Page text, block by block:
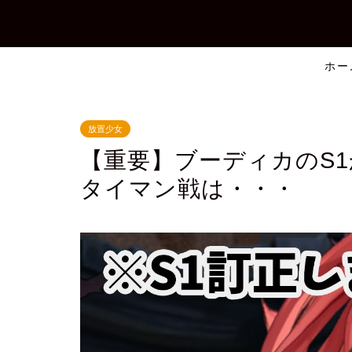
ホー
放置少女
【重要】ブーディカの
タイマン戦は・・・